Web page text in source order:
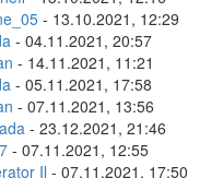
- 13.10.2021, 12:29
- 04.11.2021, 20:57
- 14.11.2021, 11:21
- 05.11.2021, 17:58
- 07.11.2021, 13:56
- 23.12.2021, 21:46
- 07.11.2021, 12:55
Il - 07.11.2021, 17:50